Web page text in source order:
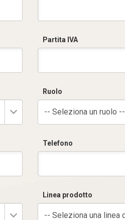
Partita IVA
Ruolo
-- Seleziona un ruolo --
Telefono
Linea prodotto